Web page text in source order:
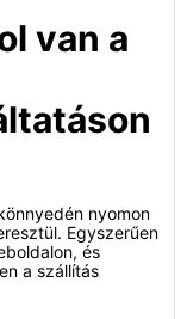
van a
nyomon
Egyszerűen
és
a szállítás